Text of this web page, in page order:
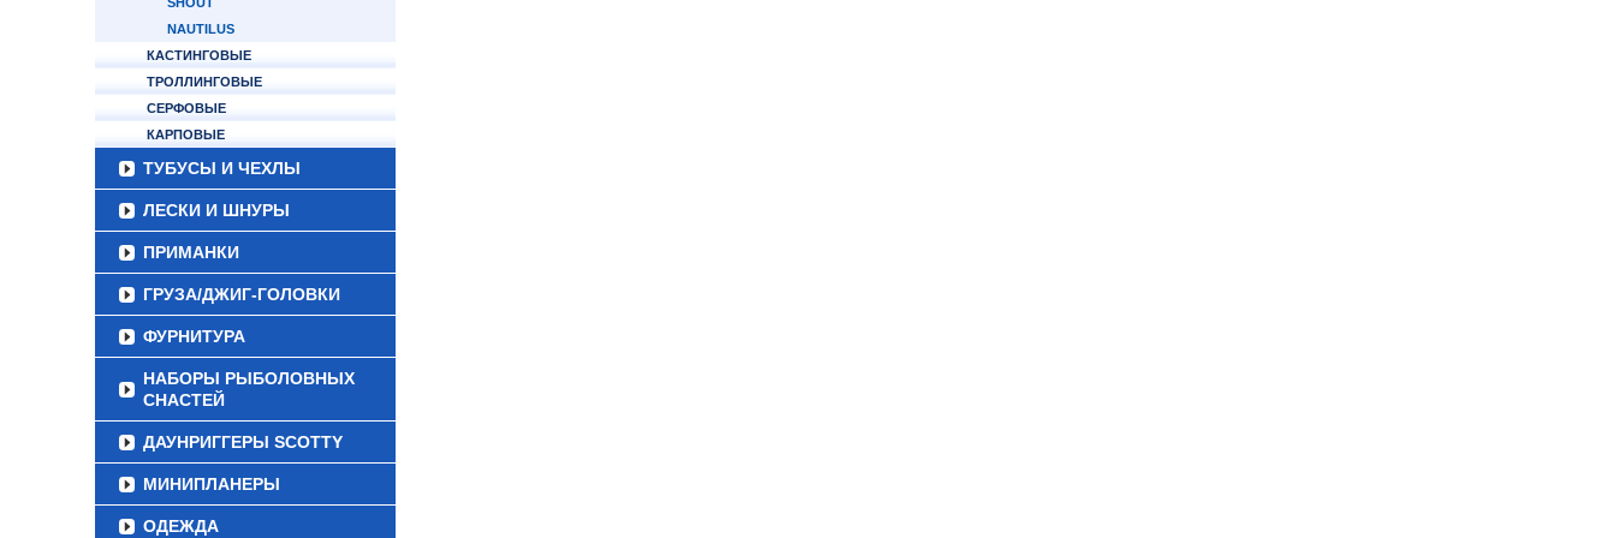
NAUTILUS
КАСТИНГОВЫЕ
ТРОЛЛИНГОВЫЕ
СЕРФОВЫЕ
КАРПОВЫЕ
ТУБУСЫ И ЧЕХЛЫ
ЛЕСКИ И ШНУРЫ
ПРИМАНКИ
ГРУЗА/ДЖИГ-ГОЛОВКИ
ФУРНИТУРА
НАБОРЫ РЫБОЛОВНЫХ
СНАСТЕЙ
ДАУНРИГГЕРЫ SCOTTY
МИНИПЛАНЕРЫ
ОДЕЖДА